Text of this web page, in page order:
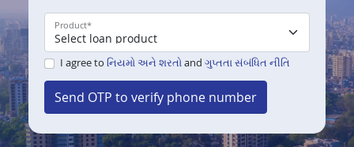
Product*
I agree to નિયમો અને શરતોand ગુપ્તતા સંબંધિત નીતિ
Send OTP to verify phone number